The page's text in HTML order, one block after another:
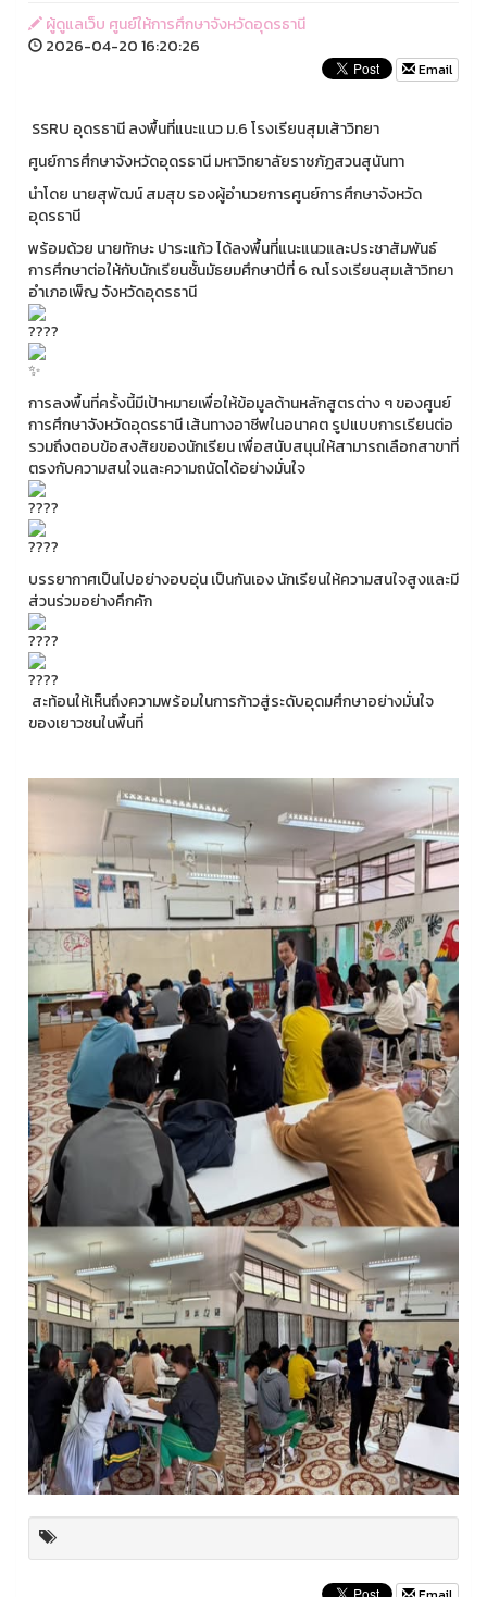
ผู้ดูแลเว็บ ศูนย์ให้การศึกษาจังหวัดอุดรธานี
2026-04-20 16:20:26
Email
SSRU อุดรธานี ลงพื้นที่แนะแนว ม.6 โรงเรียนสุมเส้าวิทยา
ศูนย์การศึกษาจังหวัดอุดรธานี มหาวิทยาลัยราชภัฏสวนสุนันทา
นำโดย นายสุพัฒน์ สมสุข รองผู้อำนวยการศูนย์การศึกษาจังหวัด
อุดรธานี
พร้อมด้วย นายทักษะ ปาระแก้ว ได้ลงพื้นที่แนะแนวและประชาสัมพันธ์
การศึกษาต่อให้กับนักเรียนชั้นมัธยมศึกษาปีที่ 6 ณโรงเรียนสุมเส้าวิทยา
อำเภอเพ็ญ จังหวัดอุดรธานี
การลงพื้นที่ครั้งนี้มีเป้าหมายเพื่อให้ข้อมูลด้านหลักสูตรต่าง ๆ ของศูนย์
การศึกษาจังหวัดอุดรธานี เส้นทางอาชีพในอนาคต รูปแบบการเรียนต่อ
รวมถึงตอบข้อสงสัยของนักเรียน เพื่อสนับสนุนให้สามารถเลือกสาขาที่
ตรงกับความสนใจและความถนัดได้อย่างมั่นใจ
บรรยากาศเป็นไปอย่างอบอุ่น เป็นกันเอง นักเรียนให้ความสนใจสูงและมี
ส่วนร่วมอย่างคึกคัก
สะท้อนให้เห็นถึงความพร้อมในการก้าวสู่ระดับอุดมศึกษาอย่างมั่นใจ
ของเยาวชนในพื้นที่